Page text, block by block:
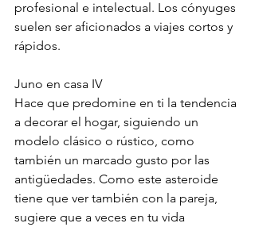
profesional e intelectual. Los cónyuges
suelen ser aficionados a viajes cortos y
rápidos.
Juno en casa IV
Hace que predomine en ti la tendencia
a decorar el hogar, siguiendo un
modelo clásico o rústico, como
también un marcado gusto por las
antigüedades. Como este asteroide
tiene que ver también con la pareja,
sugiere que a veces en tu vida